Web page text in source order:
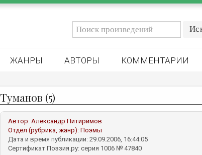
ЖАНРЫ АВТОРЫ КОММЕНТАРИИ
Туманов (5)
Автор: Александр Питиримов
Отдел (рубрика, жанр): Поэмы
Дата и время публикации: 29.09.2006, 16:44:05
Сертификат Поэзия.ру: серия 1006 № 47840